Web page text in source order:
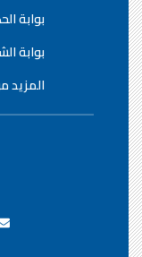
بوابة
بوابة
المزيد